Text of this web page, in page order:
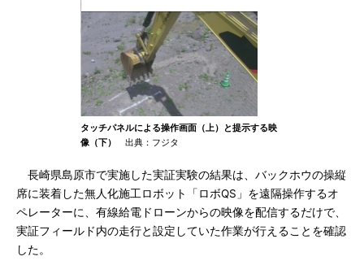
タッチパネルによる操作画面（上）と提示する映
像（下）
出典：フジタ
長崎県島原市で実施した実証実験の結果は、バックホウの操縦
席に装着した無人化施工ロボット「ロボQS」を遠隔操作するオ
ペレーターに、有線給電ドローンからの映像を配信するだけで、
実証フィールド内の走行と設定していた作業が行えることを確認
した。